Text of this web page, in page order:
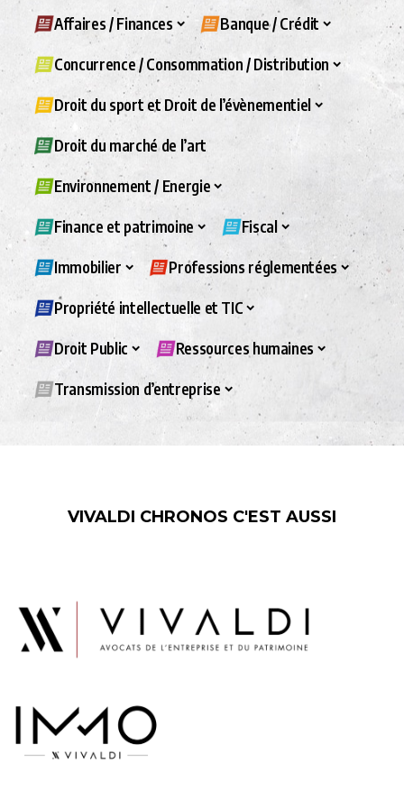
Affaires / Finances Banque / Crédit
Concurrence / Consommation / Distribution
Droit du sport et Droit de l’évènementiel
Droit du marché de l’art
Environnement / Energie
Finance et patrimoine Fiscal
Immobilier Professions réglementées
Propriété intellectuelle et TIC
Droit Public Ressources humaines
Transmission d’entreprise
VIVALDI CHRONOS C'EST AUSSI